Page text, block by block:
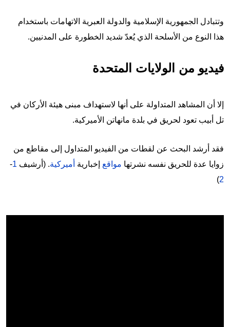
وتتبادل الجمهورية الإسلامية والدولة العبرية الاتهامات باستخدام
هذا النوع من الأسلحة الذي يُعدّ شديد الخطورة على المدنيين.
فيديو من الولايات المتحدة
إلا أن المشاهد المتداولة على أنها لاستهداف مبنى هيئة الأركان في
تل أبيب تعود لحريق في بلدة مانهاتن الأميركية.
فقد أرشد البحث عن لقطات من الفيديو المتداول إلى مقاطع من
زوايا عدة للحريق نفسه نشرتها مواقع إخبارية أميركية. (أرشيف 1
-
2
)